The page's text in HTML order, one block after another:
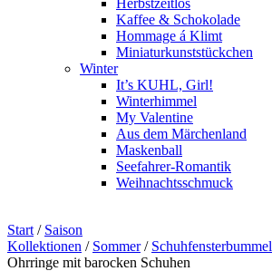
Herbstzeitlos
Kaffee & Schokolade
Hommage á Klimt
Miniaturkunststückchen
Winter
It’s KUHL, Girl!
Winterhimmel
My Valentine
Aus dem Märchenland
Maskenball
Seefahrer-Romantik
Weihnachtsschmuck
Start / Saison
Kollektionen / Sommer/ Schuhfensterbummel
Ohrringe mit barocken Schuhen